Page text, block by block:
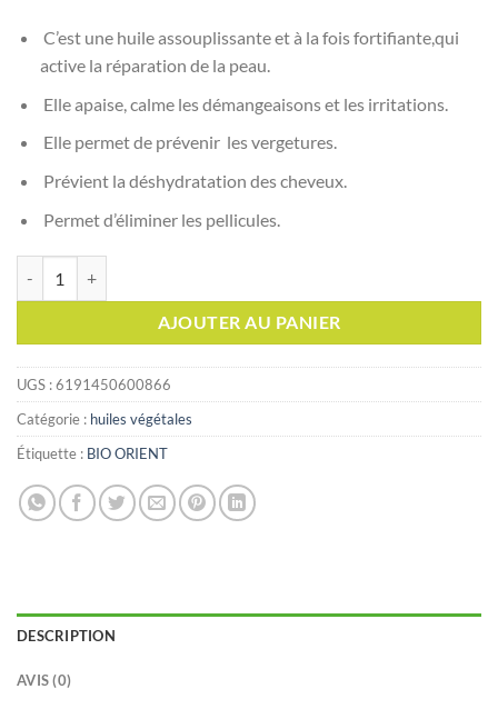
était :
د.ت 5,000.
est :
د.ت 4,200.
C’est une huile assouplissante et à la fois fortifiante,qui
active la réparation de la peau.
Elle apaise, calme les démangeaisons et les irritations.
Elle permet de prévenir les vergetures.
Prévient la déshydratation des cheveux.
Permet d’éliminer les pellicules.
AJOUTER AU PANIER
UGS :6191450600866
Catégorie : huiles végétales
Étiquette : BIO ORIENT
DESCRIPTION
AVIS (0)